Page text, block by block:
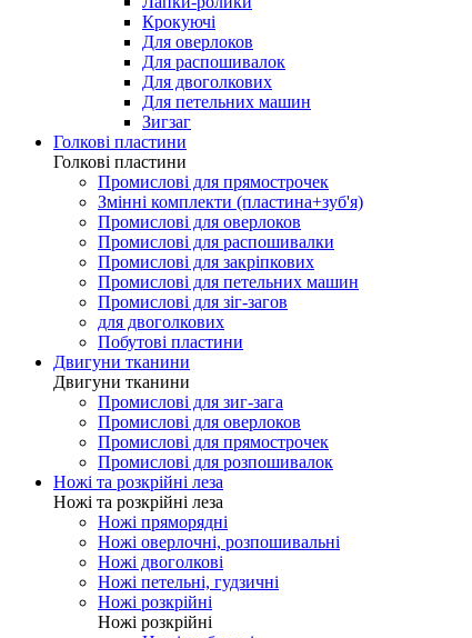
Крокуючі
Для оверлоков
Для распошивалок
Для двоголкових
Для петельних машин
Зигзаг
Голкові пластини
Голкові пластини
Промислові для прямострочек
Змінні комплекти (пластина+зуб'я)
Промислові для оверлоков
Промислові для распошивалки
Промислові для закріпкових
Промислові для петельних машин
Промислові для зіг-загов
для двоголкових
Побутові пластини
Двигуни тканини
Двигуни тканини
Промислові для зиг-зага
Промислові для оверлоков
Промислові для прямострочек
Промислові для розпошивалок
Ножі та розкрійні леза
Ножі та розкрійні леза
Ножі пряморядні
Ножі оверлочні, розпошивальні
Ножі двоголкові
Ножі петельні, гудзичні
Ножі розкрійні
Ножі розкрійні